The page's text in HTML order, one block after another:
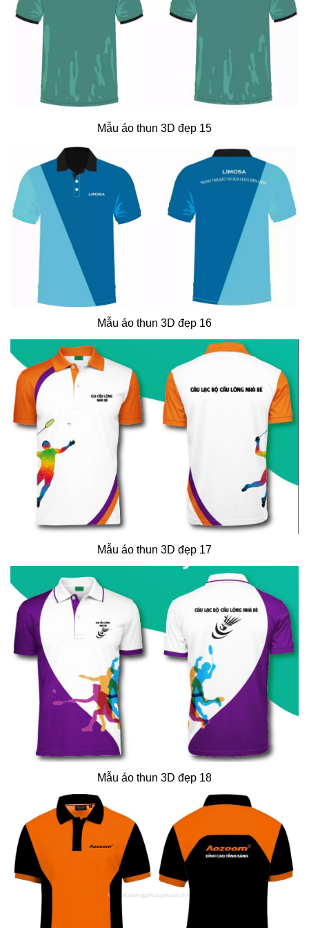
Mẫu áo thun 3D đẹp 15
Mẫu áo thun 3D đẹp 16
Mẫu áo thun 3D đẹp 17
Mẫu áo thun 3D đẹp 18